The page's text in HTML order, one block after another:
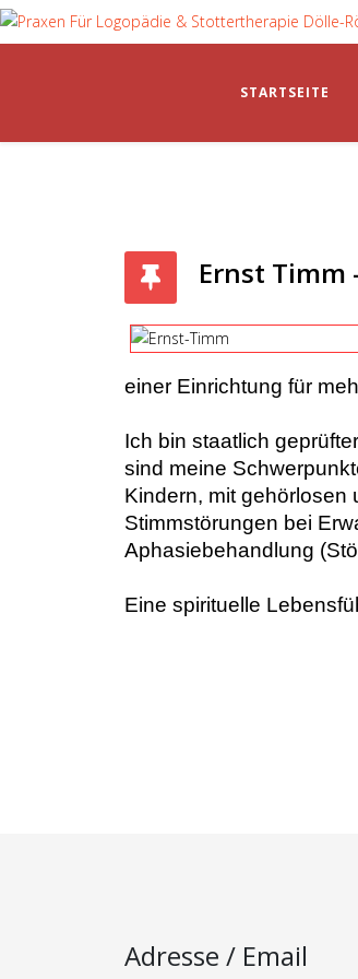
STARTSEITE
Ernst Timm
einer Einrichtung für
Ich bin staatlich
sind meine
Kindern, mit gehörlosen
Stimmstörungen bei
Aphasiebehandlung
Eine spirituelle
Adresse / Email